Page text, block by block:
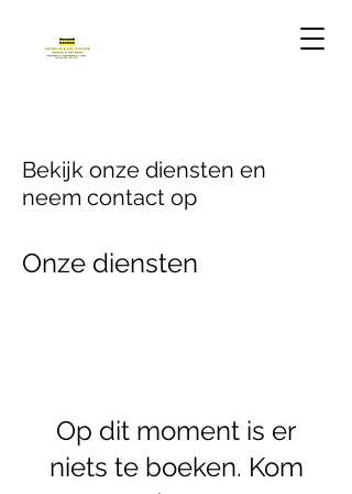
Bekijk onze diensten en
neem contact op
Onze diensten
Op dit moment is er
niets te boeken. Kom